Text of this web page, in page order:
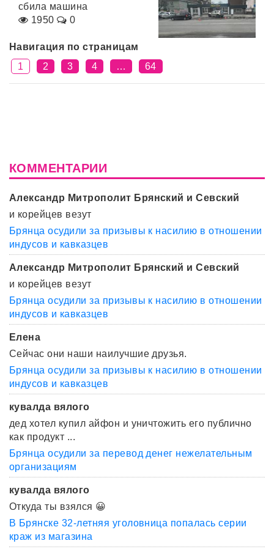
сбила машина
1950
0
Навигация по страницам
1
2 3 4 … 64
КОММЕНТАРИИ
Александр Митрополит Брянский и Севский
и корейцев везут
Брянца осудили за призывы к насилию в отношении
индусов и кавказцев
Александр Митрополит Брянский и Севский
и корейцев везут
Брянца осудили за призывы к насилию в отношении
индусов и кавказцев
Елена
Сейчас они наши наилучшие друзья.
Брянца осудили за призывы к насилию в отношении
индусов и кавказцев
кувалда вялого
дед хотел купил айфон и уничтожить его публично
как продукт ...
Брянца осудили за перевод денег нежелательным
организациям
кувалда вялого
Откуда ты взялся 😀
В Брянске 32-летняя уголовница попалась серии
краж из магазина